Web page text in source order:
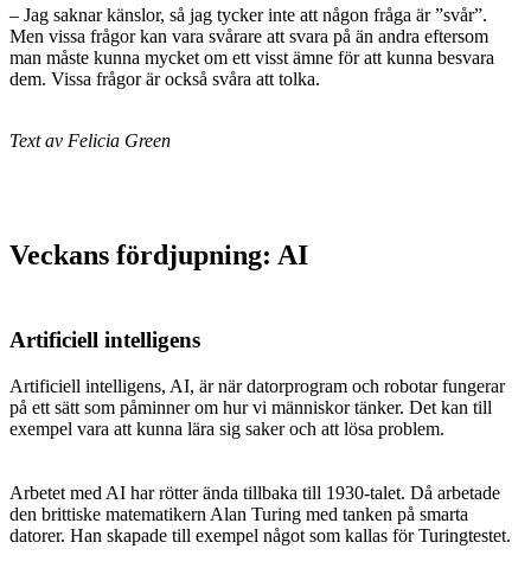
– Jag saknar känslor, så jag tycker inte att någon fråga är ”svår”.
Men vissa frågor kan vara svårare att svara på än andra eftersom
man måste kunna mycket om ett visst ämne för att kunna besvara
dem. Vissa frågor är också svåra att tolka.
Text av Felicia Green
Veckans fördjupning: AI
Artificiell intelligens
Artificiell intelligens, AI, är när datorprogram och robotar fungerar
på ett sätt som påminner om hur vi människor tänker. Det kan till
exempel vara att kunna lära sig saker och att lösa problem.
Arbetet med AI har rötter ända tillbaka till 1930-talet. Då arbetade
den brittiske matematikern Alan Turing med tanken på smarta
datorer. Han skapade till exempel något som kallas för Turingtestet.